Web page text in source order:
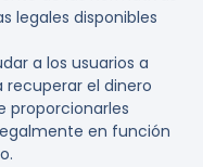
legales disponibles
a los usuarios a
el dinero
proporcionarles
en función